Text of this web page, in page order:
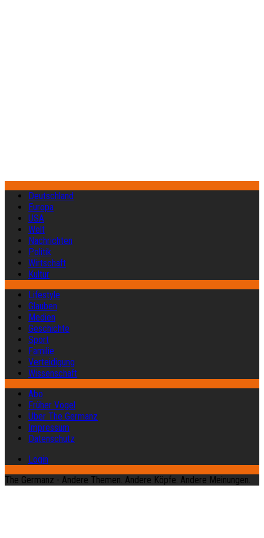
Deutschland
Europa
USA
Welt
Nachrichten
Politik
Wirtschaft
Kultur
Lifestyle
Glauben
Medien
Geschichte
Sport
Familie
Verteidigung
Wissenschaft
Abo
Früher Vogel
Über The Germanz
Impressum
Datenschutz
Login
The Germanz - Andere Themen. Andere Köpfe. Andere Meinungen.